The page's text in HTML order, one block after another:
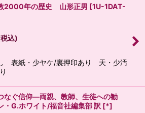
2000年の歴史 山形正男 [1U-1DAT-
込)
表紙・少ヤケ/裏押印あり 天・少汚
り
なぐ信仰―両親、教師、生徒への勧
G.ホワイト/福音社編集部 訳 [*]